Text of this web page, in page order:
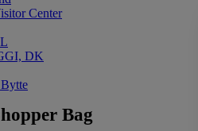
Center
DK
Bag